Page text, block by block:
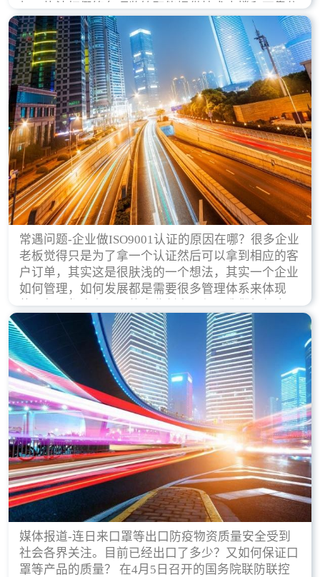
权、执法打假等各项监管职能提供技术支撑和可靠依
据。
常遇问题-企业做ISO9001认证的原因在哪？很多企业
老板觉得只是为了拿一个认证然后可以拿到相应的客
户订单，其实这是很肤浅的一个想法，其实一个企业
如何管理，如何发展都是需要很多管理体系来体现
的，每天都会有不同的企业创立，但是我们如何去证
实一个企业的合法，有质量保证了？这就是ISO9001
认证体现价值的时候，那么键锋小编就来细说下企业
做ISO9001认证的根本原因。
媒体报道-连日来口罩等出口防疫物资质量安全受到
社会各界关注。目前已经出口了多少？又如何保证口
罩等产品的质量？ 在4月5日召开的国务院联防联控